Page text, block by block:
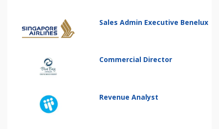
Sales Admin Executive Benelux
Commercial Director
Revenue Analyst